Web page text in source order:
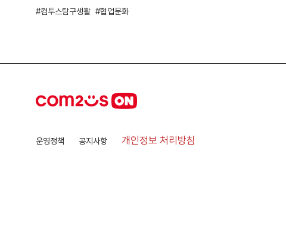
컴투스탐구생활
협업문화
운영정책 공지사항 개인정보 처리방침